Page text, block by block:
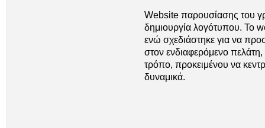
Website παρουσίασης του
δημιουργία λογότυπου. Το
ενώ σχεδιάστηκε για να
στον ενδιαφερόμενο
τρόπο, προκειμένου να
δυναμικά.